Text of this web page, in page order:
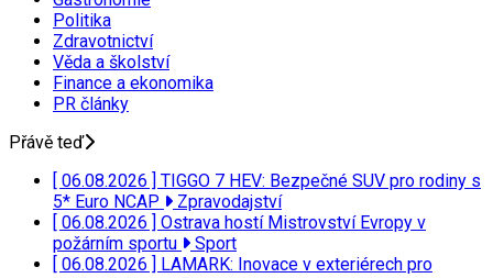
Politika
Zdravotnictví
Věda a školství
Finance a ekonomika
PR články
Přávě teď
[ 06.08.2026 ] TIGGO 7 HEV: Bezpečné SUV pro rodiny s
5* Euro NCAP
Zpravodajství
[ 06.08.2026 ] Ostrava hostí Mistrovství Evropy v
požárním sportu
Sport
[ 06.08.2026 ] LAMARK: Inovace v exteriérech pro